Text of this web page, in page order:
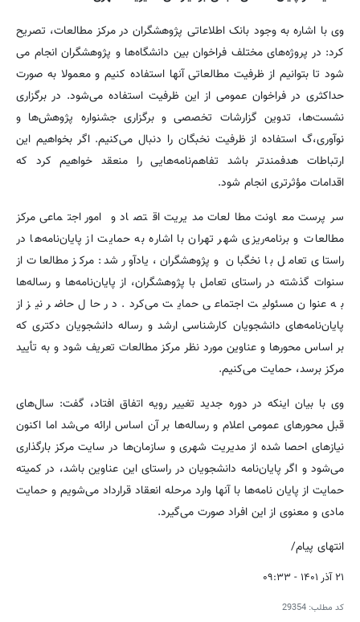
وی با اشاره به وجود بانک اطلاعاتی پژوهشگران در مرکز مطالعات، تصریح
کرد: در پروژه‌های مختلف فراخوان بین دانشگاه‌ها و پژوهشگران انجام می
شود تا بتوانیم از ظرفیت مطالعاتی آنها استفاده کنیم و معمولا به صورت
حداکثری در فراخوان عمومی از این ظرفیت استفاده می‌شود. در برگزاری
نشست‌ها، تدوین گزارشات تخصصی و برگزاری جشنواره پژوهش‌ها و
نوآوری،گ استفاده از ظرفیت نخبگان را دنبال می‌کنیم. اگر بخواهیم این
ارتباطات هدفمندتر باشد تفاهم‌نامه‌هایی را منعقد خواهیم کرد که
اقدامات مؤثرتری انجام شود.
سرپرست معاونت مطالعات مدیریت اقتصاد و امور اجتماعی مرکز
مطالعات و برنامه‌ریزی شهر تهران با اشاره به حمایت از پایان‌نامه‌ها در
راستای تعامل با نخگبان و پژوهشگران، یادآور شد: مرکز مطالعات از
سنوات گذشته در راستای تعامل با پژوهشگران، از پایان‌نامه‌ها و رساله‌ها
به عنوان مسئولیت اجتماعی حمایت می‌کرد. در حال حاضر نیز از
پایان‌نامه‌های دانشجویان کارشناسی ارشد و رساله دانشجویان دکتری که
بر اساس محورها و عناوین مورد نظر مرکز مطالعات تعریف شود و به تأیید
مرکز برسد، حمایت می‌کنیم.
وی با بیان اینکه در دوره جدید تغییر رویه اتفاق افتاد، گفت: سال‌های
قبل محورهای عمومی اعلام و رساله‌ها بر آن اساس ارائه می‌شد اما اکنون
نیازهای احصا شده از مدیریت شهری و سازمان‌ها در سایت مرکز بارگذاری
می‌شود و اگر پایان‌نامه دانشجویان در راستای این عناوین باشد، در کمیته
حمایت از پایان نامه‌ها با آنها وارد مرحله انعقاد قرارداد می‌شویم و حمایت
مادی و معنوی از این افراد صورت می‌گیرد.
انتهای پیام/
۲۱ آذر ۱۴۰۱ - ۰۹:۳۳
کد مطلب: 29354